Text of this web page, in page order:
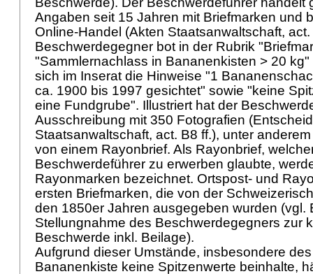
Angaben seit 15 Jahren mit Briefmarken und
Online-Handel (Akten Staatsanwaltschaft,
Beschwerdegegner bot in der Rubrik
"Sammlernachlass in Bananenkisten > 20
sich im Inserat die Hinweise "1
ca. 1900 bis 1997 gesichtet" sowie "keine
eine Fundgrube". Illustriert hat der
Ausschreibung mit 350 Fotografien
Staatsanwaltschaft, act. B8 ff.), unter
von einem Rayonbrief. Als Rayonbrief,
Beschwerdeführer zu erwerben glaubte,
Rayonmarken bezeichnet. Ortspost- und
ersten Briefmarken, die von der
den 1850er Jahren ausgegeben wurden (vgl.
Stellungnahme des Beschwerdegegners zur
Beschwerde inkl. Beilage).
Aufgrund dieser Umstände, insbesondere
Bananenkiste keine Spitzenwerte beinhalte,